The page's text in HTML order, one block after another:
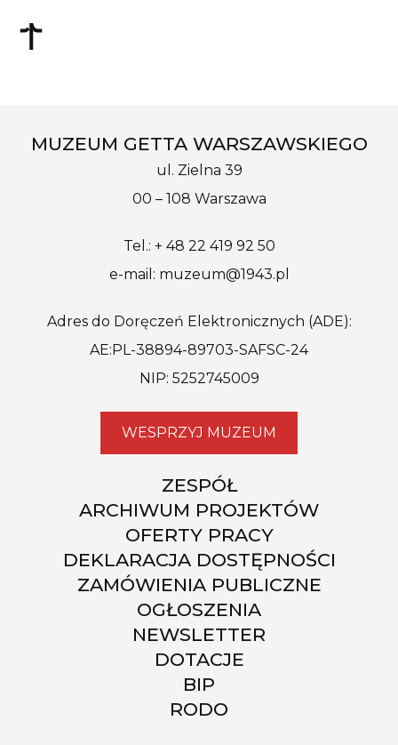
MUZEUM GETTA WARSZAWSKIEGO
ul. Zielna 39
00 – 108 Warszawa
Tel.: + 48 22 419 92 50
e-mail: muzeum@1943.pl
Adres do Doręczeń Elektronicznych (ADE):
AE:PL-38894-89703-SAFSC-24
NIP: 5252745009
WESPRZYJ MUZEUM
ZESPÓŁ
ARCHIWUM PROJEKTÓW
OFERTY PRACY
DEKLARACJA DOSTĘPNOŚCI
ZAMÓWIENIA PUBLICZNE
OGŁOSZENIA
NEWSLETTER
DOTACJE
BIP
RODO